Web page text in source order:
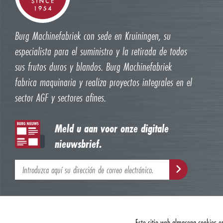
Burg Machinefabriek con sede en Kruiningen, su
especialista para el suministro y la retirada de todos
sus frutos duros y blandos. Burg Machinefabriek
fabrica maquinaria y realiza proyectos integrales en el
sector AGF y sectores afines.
Meld u aan voor onze digitale
nieuwsbrief.